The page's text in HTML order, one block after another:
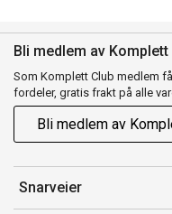
Bli medlem av Komplett
Som Komplett Club medlem
fordeler, gratis frakt på alle
Bli medlem av
Snarveier